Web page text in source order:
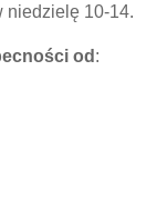
niedzielę 10-14.
od :